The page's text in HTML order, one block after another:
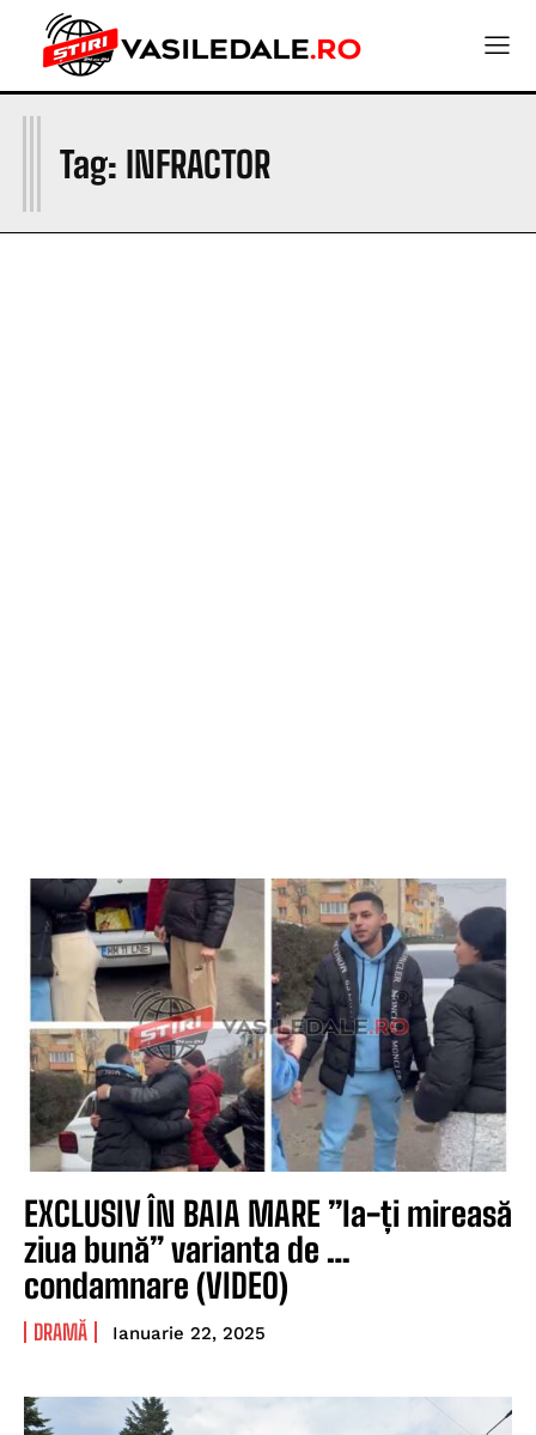
Tag: INFRACTOR
I
EXCLUSIV ÎN BAIA MARE ”Ia-ți mireasă
ziua bună” varianta de …
condamnare (VIDEO)
DRAMĂ Ianuarie 22, 2025